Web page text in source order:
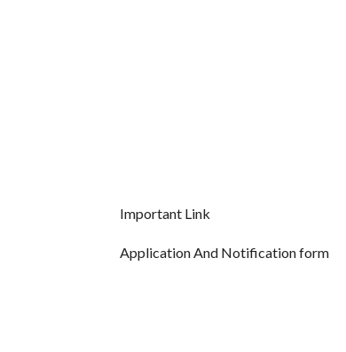
Important Link
Application And Notification form